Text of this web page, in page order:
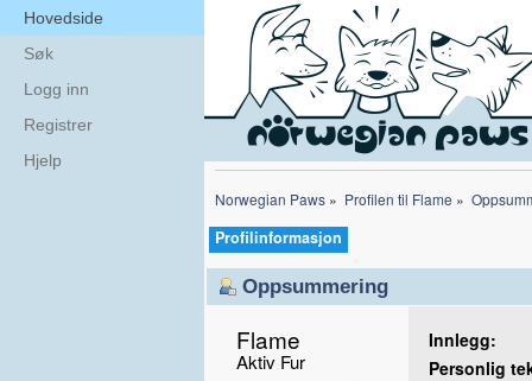
Hovedside
Søk
Logg inn
Registrer
Hjelp
Norwegian Paws » Profilen til Flame »
Profilinformasjon
Oppsummering
Flame
Aktiv Fur
Innlegg:
Personlig